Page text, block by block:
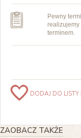
Pewny
realizujemy
terminem.
DODAJ DO LISTY
ZAOBACZ TAKŻE